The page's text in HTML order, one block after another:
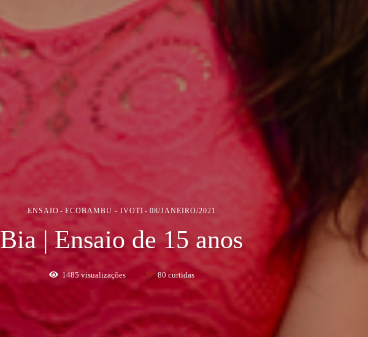
ENSAIO ECOBAMBU - IVOTI 08/JANEIRO/2021
Bia | Ensaio de 15 anos
1485 visualizações 80 curtidas